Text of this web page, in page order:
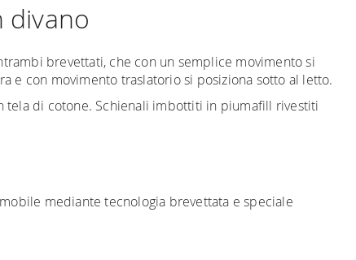
divano
brevettati, che con un semplice movimento si
e con movimento traslatorio si posiziona sotto al letto.
di cotone. Schienali imbottiti in piumafill rivestiti
mediante tecnologia brevettata e speciale